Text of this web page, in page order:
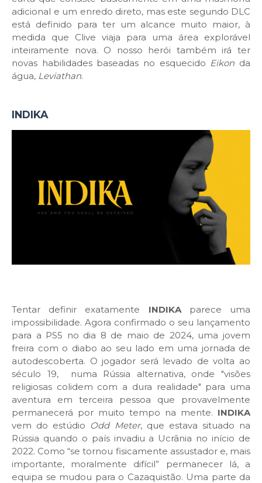
adicional e um enredo direto, mas este segundo DLC
está definido para ter um alcance muito maior, à
medida que Clive viaja para uma área explorável
inteiramente nova. O nosso herói também irá ter
novas habilidades baseadas no esquecido Eikon da
água, Leviathan.
INDIKA
Tentar definir exatamente INDIKAparece uma
impossibilidade. Agora confirmado o seu lançamento
para a PS5 no dia 8 de maio de 2024, uma jovem
freira com o diabo ao seu lado em uma jornada de
autodescoberta. O jogador será levado de volta ao
século 19, numa Rússia alternativa, onde "visões
religiosas colidem com a dura realidade" para uma
aventura em terceira pessoa que provavelmente
permanecerá por muito tempo na mente. INDIKA
vem do estúdio Odd Meter, que estava situado na
Rússia quando o país invadiu a Ucrânia no início de
2022. Como “se tornou fisicamente assustador e, mais
importante, moralmente difícil” permanecer lá, a
equipa se mudou para o Cazaquistão. Uma parte da